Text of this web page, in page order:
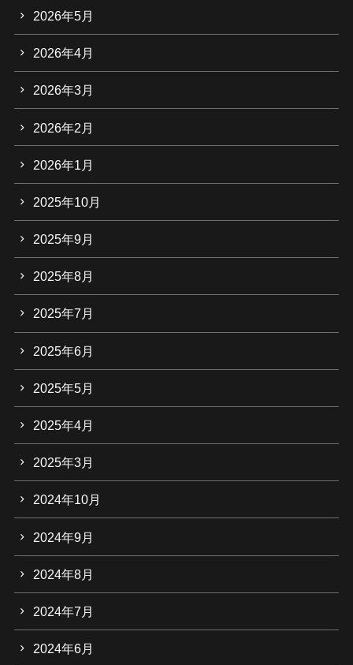
2026年5月
2026年4月
2026年3月
2026年2月
2026年1月
2025年10月
2025年9月
2025年8月
2025年7月
2025年6月
2025年5月
2025年4月
2025年3月
2024年10月
2024年9月
2024年8月
2024年7月
2024年6月